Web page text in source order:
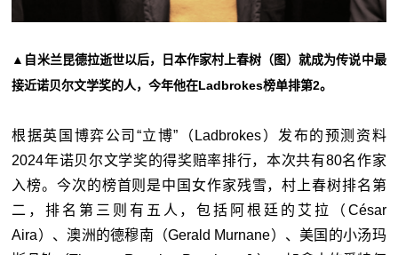
▲自米兰昆德拉逝世以后，日本作家村上春树（图）就成为传说中最
接近诺贝尔文学奖的人，今年他在Ladbrokes榜单排第2。
根据英国博弈公司“立博”（Ladbrokes）发布的预测资料
2024年诺贝尔文学奖的得奖赔率排行，本次共有80名作家
入榜。今次的榜首则是中国女作家残雪，村上春树排名第
二，排名第三则有五人，包括阿根廷的艾拉（César
Aira）、澳洲的德穆南（Gerald Murnane）、美国的小汤玛